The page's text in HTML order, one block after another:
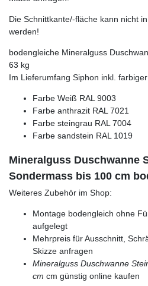
Die Schnittkante/-fläche kann nicht
werden!
bodengleiche Mineralguss
63 kg
Im Lieferumfang Siphon inkl.
Farbe Weiß RAL 9003
Farbe anthrazit RAL 7021
Farbe steingrau RAL 7004
Farbe sandstein RAL 1019
Mineralguss Duschwanne
Sondermass bis 100 cm
Weiteres Zubehör im Shop:
Montage bodengleich ohne
aufgelegt
Mehrpreis für Ausschnitt,
Skizze anfragen
Mineralguss Duschwanne
cm cm günstig online kaufen